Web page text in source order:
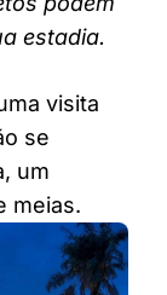
estadia.
visita
se
um
meias.